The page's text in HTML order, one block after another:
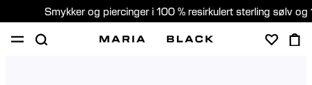
Smykker og piercinger i 100 % resirkulert sterling sølv og